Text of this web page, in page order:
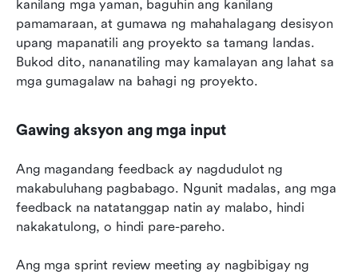
kanilang mga yaman, baguhin ang kanilang
pamamaraan, at gumawa ng mahahalagang desisyon
upang mapanatili ang proyekto sa tamang landas.
Bukod dito, nananatiling may kamalayan ang lahat sa
mga gumagalaw na bahagi ng proyekto.
Gawing aksyon ang mga input
Ang magandang feedback ay nagdudulot ng
makabuluhang pagbabago. Ngunit madalas, ang mga
feedback na natatanggap natin ay malabo, hindi
nakakatulong, o hindi pare-pareho.
Ang mga sprint review meeting ay nagbibigay ng